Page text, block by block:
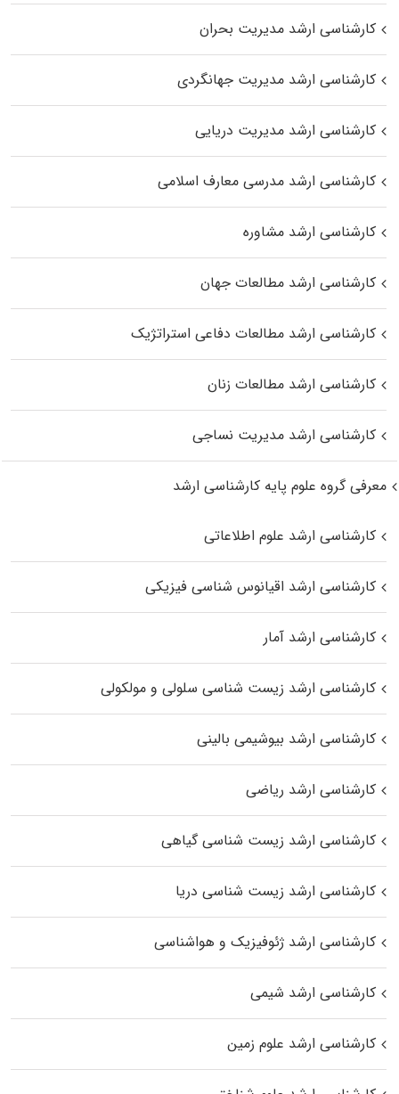
کارشناسی ارشد مدیریت بحران
کارشناسی ارشد مدیریت جهانگردی
کارشناسی ارشد مدیریت دریایی
کارشناسی ارشد مدرسی معارف اسلامی
کارشناسی ارشد مشاوره
کارشناسی ارشد مطالعات جهان
کارشناسی ارشد مطالعات دفاعی استراتژیک
کارشناسی ارشد مطالعات زنان
کارشناسی ارشد مدیریت نساجی
معرفی گروه علوم پایه کارشناسی ارشد
کارشناسی ارشد علوم اطلاعاتی
کارشناسی ارشد اقیانوس‌ شناسی فیزیکی
کارشناسی ارشد آمار
کارشناسی ارشد زیست شناسی سلولی و مولکولی
کارشناسی ارشد بیوشیمی بالینی
کارشناسی ارشد ریاضی
کارشناسی ارشد زیست‌ شناسی گیاهی
کارشناسی ارشد زیست‌ شناسی دریا
کارشناسی ارشد ژئوفیزیک و هواشناسی
کارشناسی ارشد شیمی
کارشناسی ارشد علوم زمین